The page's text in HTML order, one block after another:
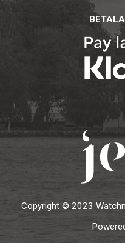
Copyright © 2023